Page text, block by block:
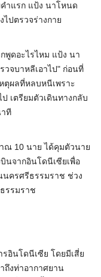
ำแรก แป้ง นาโหนด
ปตรวจร่างกาย
พูดอะไรไหม แป้ง นา
จบาหลีเอาไป" ก่อนที่
ตุผลที่หลบหนีเพราะ
เตรียมตัวเดินทางกลับ
ที
ณ 10 นาย ได้คุมตัวนาย
นจากอินโดนีเซียเพื่อ
นครศรีธรรมราช ช่วง
รรมราช
รอินโดนีเซีย โดยมีเสี่ย
ถึงท่าอากาศยาน